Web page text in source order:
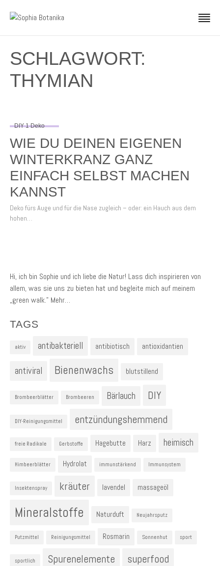
SCHLAGWORT:
THYMIAN
DIY 1 Deko
WIE DU DEINEN EIGENEN
WINTERKRANZ GANZ
EINFACH SELBST MACHEN
KANNST
Deko fürs Auge und für die Nase zugleich – oder: ein Hauch aus dem
hohen…
Hi, ich bin Sophie und ich liebe die Natur! Lass dich inspirieren von
allem, was sie uns zu bieten hat und begleite mich auf meinem
„green walk.” Mehr…
TAGS
aktiv antibakteriell antibiotisch antioxidantien
antiviral Bienenwachs blutstillend
Brombeerblätter Brombeeren Bärlauch DIY
DIY-Reinigungsmittel entzündungshemmend
freie Radikale Gerbstoffe Hagebutte Harz heimisch
Himbeerblätter Hydrolat immunstärkend Immunsystem
Insektenspray kräuter lavendel massageöl
Mineralstoffe Naturduft Neujahrsputz
Putzmittel Reinigungsmittel Rosmarin Sonnenhut sport
sportlich Spurenelemente superfood